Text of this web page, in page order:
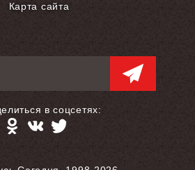
Карта сайта
в соцсетях: